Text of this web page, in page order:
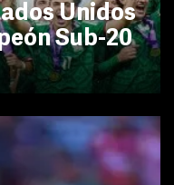
Unidos
Sub-20